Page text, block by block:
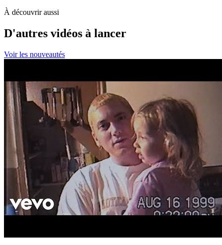
À découvrir aussi
D'autres vidéos à lancer
Voir les nouveautés